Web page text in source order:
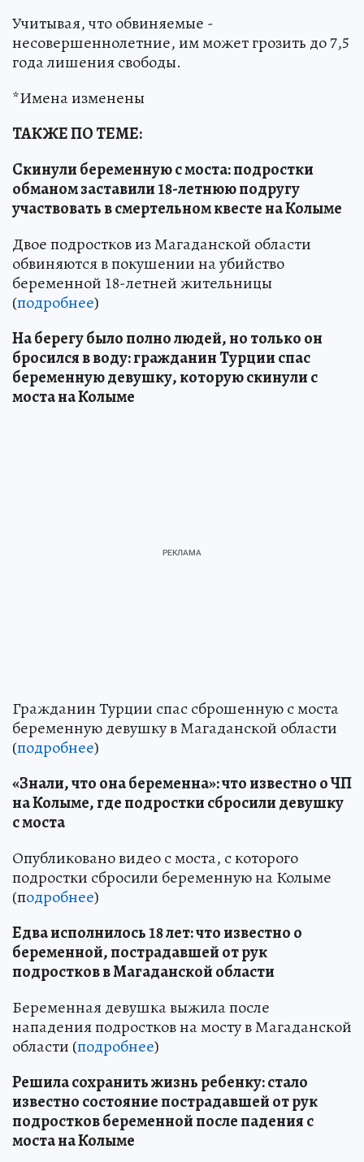
Учитывая, что обвиняемые -
несовершеннолетние, им может грозить до 7,5
года лишения свободы.
*Имена изменены
ТАКЖЕ ПО ТЕМЕ:
Скинули беременную с моста: подростки
обманом заставили 18-летнюю подругу
участвовать в смертельном квесте на Колыме
Двое подростков из Магаданской области
обвиняются в покушении на убийство
беременной 18-летней жительницы
(подробнее)
На берегу было полно людей, но только он
бросился в воду: гражданин Турции спас
беременную девушку, которую скинули с
моста на Колыме
Гражданин Турции спас сброшенную с моста
беременную девушку в Магаданской области
(подробнее)
«Знали, что она беременна»: что известно о ЧП
на Колыме, где подростки сбросили девушку
с моста
Опубликовано видео с моста, с которого
подростки сбросили беременную на Колыме
(подробнее)
Едва исполнилось 18 лет: что известно о
беременной, пострадавшей от рук
подростков в Магаданской области
Беременная девушка выжила после
нападения подростков на мосту в Магаданской
области (подробнее)
Решила сохранить жизнь ребенку: стало
известно состояние пострадавшей от рук
подростков беременной после падения с
моста на Колыме